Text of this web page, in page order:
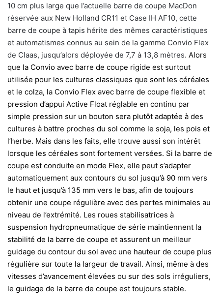
10 cm plus large que l’actuelle barre de coupe MacDon
réservée aux New Holland CR11 et Case IH AF10, cette
barre de coupe à tapis hérite des mêmes caractéristiques
et automatismes connus au sein de la gamme Convio Flex
de Claas, jusqu’alors déployée de 7,7 à 13,8 mètres. Alors
que la Convio avec barre de coupe rigide est surtout
utilisée pour les cultures classiques que sont les céréales
et le colza, la Convio Flex avec barre de coupe flexible et
pression d’appui Active Float réglable en continu par
simple pression sur un bouton sera plutôt adaptée à des
cultures à battre proches du sol comme le soja, les pois et
l’herbe. Mais dans les faits, elle trouve aussi son intérêt
lorsque les céréales sont fortement versées. Si la barre de
coupe est conduite en mode Flex, elle peut s’adapter
automatiquement aux contours du sol jusqu’à 90 mm vers
le haut et jusqu’à 135 mm vers le bas, afin de toujours
obtenir une coupe régulière avec des pertes minimales au
niveau de l’extrémité. Les roues stabilisatrices à
suspension hydropneumatique de série maintiennent la
stabilité de la barre de coupe et assurent un meilleur
guidage du contour du sol avec une hauteur de coupe plus
régulière sur toute la largeur de travail. Ainsi, même à des
vitesses d’avancement élevées ou sur des sols irréguliers,
le guidage de la barre de coupe est toujours stable.